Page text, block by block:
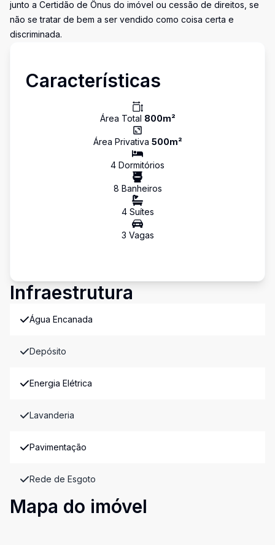
junto a Certidão de Ônus do imóvel ou cessão de direitos, se
não se tratar de bem a ser vendido como coisa certa e
discriminada.
Características
Área Total 800m²
Área Privativa 500m²
4 Dormitórios
8 Banheiros
4Suítes
3 Vagas
Infraestrutura
Água Encanada
Depósito
Energia Elétrica
Lavanderia
Pavimentação
Rede de Esgoto
Mapa do imóvel